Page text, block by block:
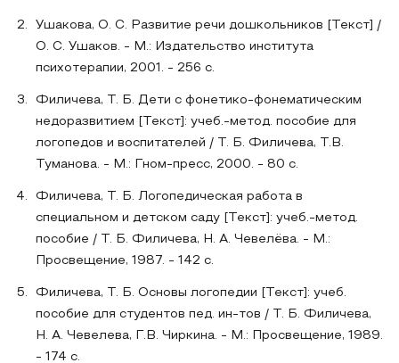
Ушакова, О. С. Развитие речи дошкольников [Текст] /
О. С. Ушаков. - М.: Издательство института
психотерапии, 2001. - 256 с.
Филичева, Т. Б. Дети с фонетико-фонематическим
недоразвитием [Текст]: учеб.-метод. пособие для
логопедов и воспитателей / Т. Б. Филичева, Т.В.
Туманова. - М.: Гном-пресс, 2000. - 80 с.
Филичева, Т. Б. Логопедическая работа в
специальном и детском саду [Текст]: учеб.-метод.
пособие / Т. Б. Филичева, Н. А. Чевелёва. - М.:
Просвещение, 1987. - 142 с.
Филичева, Т. Б. Основы логопедии [Текст]: учеб.
пособие для студентов пед. ин-тов / Т. Б. Филичева,
Н. А. Чевелева, Г.В. Чиркина. - М.: Просвещение, 1989.
- 174 с.